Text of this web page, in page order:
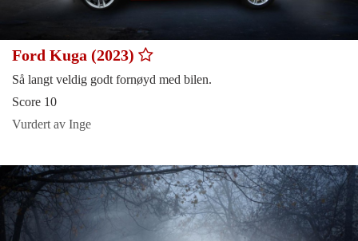
Ford Kuga (2023)
Så langt veldig godt fornøyd med bilen.
Score 10
Vurdert av Inge